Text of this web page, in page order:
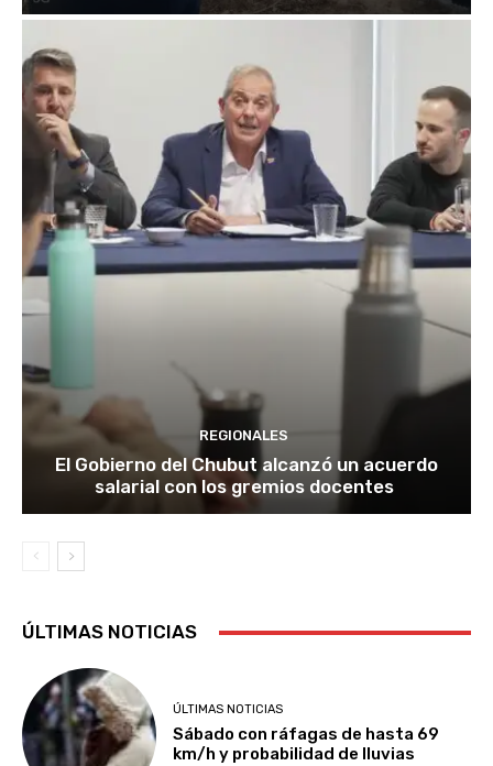
REGIONALES
El Gobierno del Chubut alcanzó un acuerdo
salarial con los gremios docentes
ÚLTIMAS NOTICIAS
ÚLTIMAS NOTICIAS
Sábado con ráfagas de hasta 69
km/h y probabilidad de lluvias